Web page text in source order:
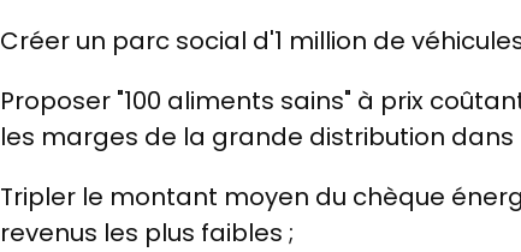
Créer un parc social d'1 million de
Proposer "100 aliments sains" à prix
les marges de la grande distribution
Tripler le montant moyen du chèque
revenus les plus faibles ;